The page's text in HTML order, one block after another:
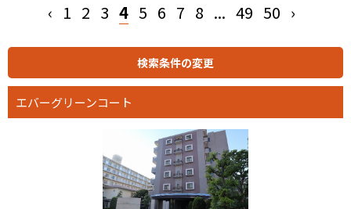
‹ 1 2 3 4 5 6 7 8 ... 49 50 ›
エバーグリーンコート